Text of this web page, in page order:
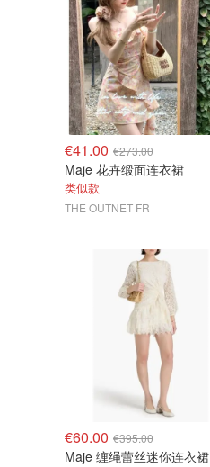
€41.00 €273.00
Maje 花卉缎面连衣裙
类似款
THE OUTNET FR
€60.00 €395.00
Maje 缠绳蕾丝迷你连衣裙